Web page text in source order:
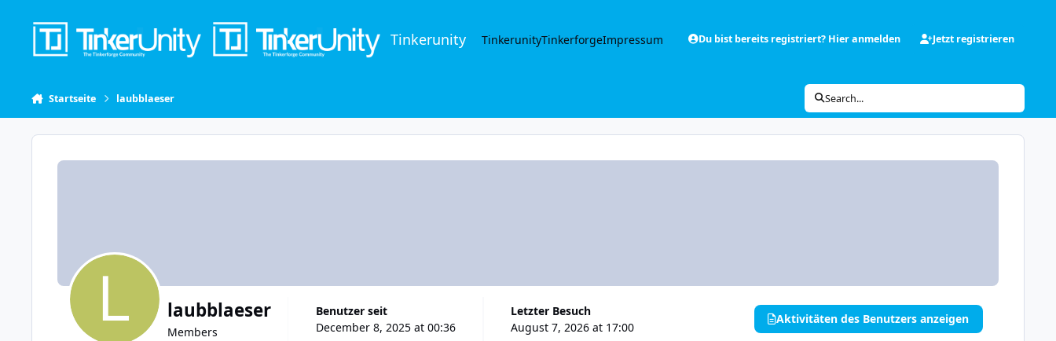
Tinkerunity TinkerunityTinkerforgeImpressum Du bist bereits registriert? Hier anmelden Jetzt registrieren
Startseite laubblaeser Search...
laubblaeser
Members
Benutzer seit
December 8, 2025 at 00:36
Letzter Besuch
August 7, 2026 at 17:00
Aktivitäten des Benutzers anzeigen